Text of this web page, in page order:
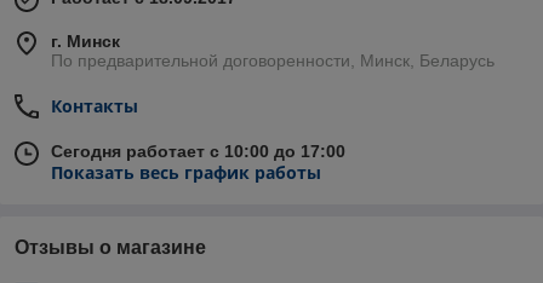
г. Минск
По предварительной договоренности, Минск, Беларусь
Контакты
Сегодня работает с 10:00 до 17:00
Показать весь график работы
Отзывы о магазине